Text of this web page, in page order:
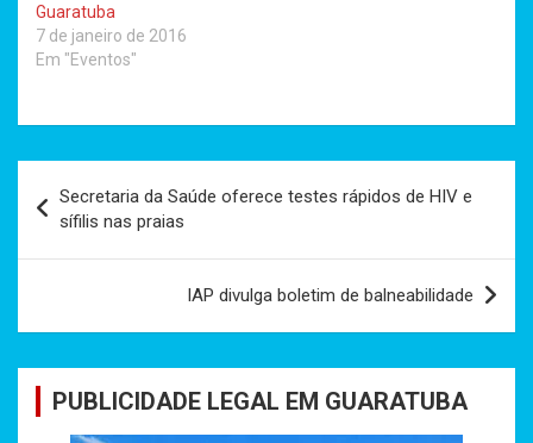
Guaratuba
7 de janeiro de 2016
Em "Eventos"
de
Post
Secretaria da Saúde oferece testes rápidos de HIV e
sífilis nas praias
IAP divulga boletim de balneabilidade
PUBLICIDADE LEGAL EM GUARATUBA